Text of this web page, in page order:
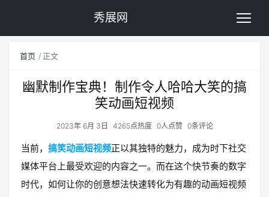
秀展网
首页 正文
幽默制作宝典！制作令人哈哈大笑的搞
笑动画短视频
2023年 6月 3日 4265点热度 0人点赞 0条评论
当前， 搞笑动画短视频正以其独特的魅力，成为时下社交
媒体平台上最受欢迎的内容之一。而在这个快节奏的数字
时代，如何让你的创意想法快速转化为有趣的动画短视频